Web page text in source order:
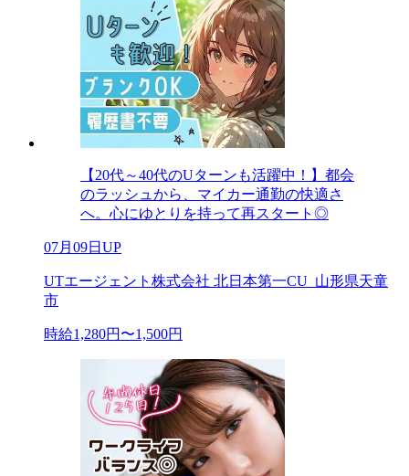
【20代～40代のUターンも活躍中！】都会
のラッシュから、マイカー通勤の快適さ
へ。心にゆとりを持って再スタート◎
07月09日UP
UTエージェント株式会社 北日本第一CU_山形県天童
市
時給1,280円〜1,500円